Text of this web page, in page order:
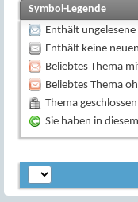
Symbol-Legende
Enthält
Enthält keine
Beliebtes Thema
Beliebtes Thema
Thema geschlossen
Sie haben in